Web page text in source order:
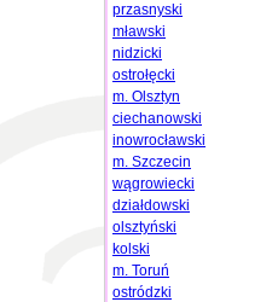
przasnyski
mławski
nidzicki
ostrołęcki
m. Olsztyn
ciechanowski
inowrocławski
m. Szczecin
wągrowiecki
działdowski
olsztyński
kolski
m. Toruń
ostródzki